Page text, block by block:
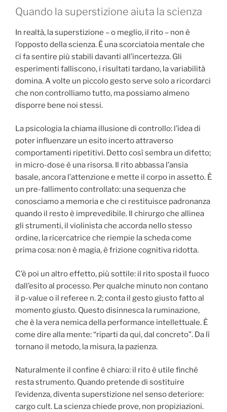
Quando la superstizione aiuta la scienza
In realtà, la superstizione – o meglio, il rito – non è
l’opposto della scienza. È una scorciatoia mentale che
ci fa sentire più stabili davanti all’incertezza. Gli
esperimenti falliscono, i risultati tardano, la variabilità
domina. A volte un piccolo gesto serve solo a ricordarci
che non controlliamo tutto, ma possiamo almeno
disporre bene noi stessi.
La psicologia la chiama illusione di controllo: l’idea di
poter influenzare un esito incerto attraverso
comportamenti ripetitivi. Detto così sembra un difetto;
in micro-dose è una risorsa. Il rito abbassa l’ansia
basale, ancora l’attenzione e mette il corpo in assetto. È
un pre-fallimento controllato: una sequenza che
conosciamo a memoria e che ci restituisce padronanza
quando il resto è imprevedibile. Il chirurgo che allinea
gli strumenti, il violinista che accorda nello stesso
ordine, la ricercatrice che riempie la scheda come
prima cosa: non è magia, è frizione cognitiva ridotta.
C’è poi un altro effetto, più sottile: il rito sposta il fuoco
dall’esito al processo. Per qualche minuto non contano
il p-value o il referee n. 2; conta il gesto giusto fatto al
momento giusto. Questo disinnesca la ruminazione,
che è la vera nemica della performance intellettuale. È
come dire alla mente: “riparti da qui, dal concreto”. Da lì
tornano il metodo, la misura, la pazienza.
Naturalmente il confine è chiaro: il rito è utile finché
resta strumento. Quando pretende di sostituire
l’evidenza, diventa superstizione nel senso deteriore:
cargo cult. La scienza chiede prove, non propiziazioni.